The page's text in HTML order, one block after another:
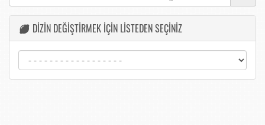
DİZİN DEĞİŞTİRMEK İÇİN LİSTEDEN SEÇİNİZ